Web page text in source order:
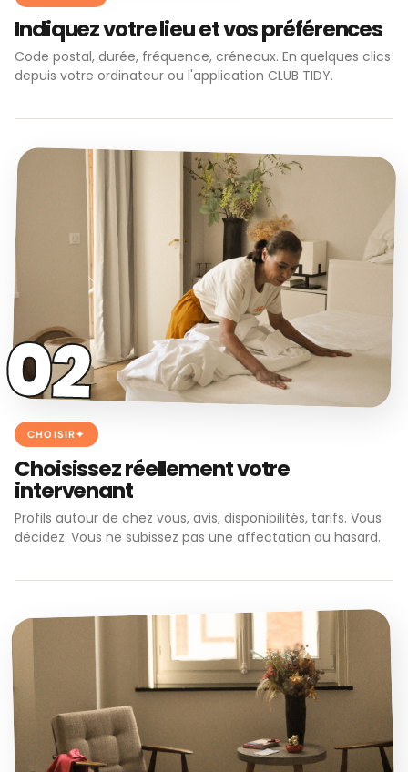
Indiquez votre lieu et vos préférences
Code postal, durée, fréquence, créneaux. En quelques clics
depuis votre ordinateur ou l'application CLUB TIDY.
02
CHOISIR
Choisissez réellement votre
intervenant
Profils autour de chez vous, avis, disponibilités, tarifs. Vous
décidez. Vous ne subissez pas une affectation au hasard.